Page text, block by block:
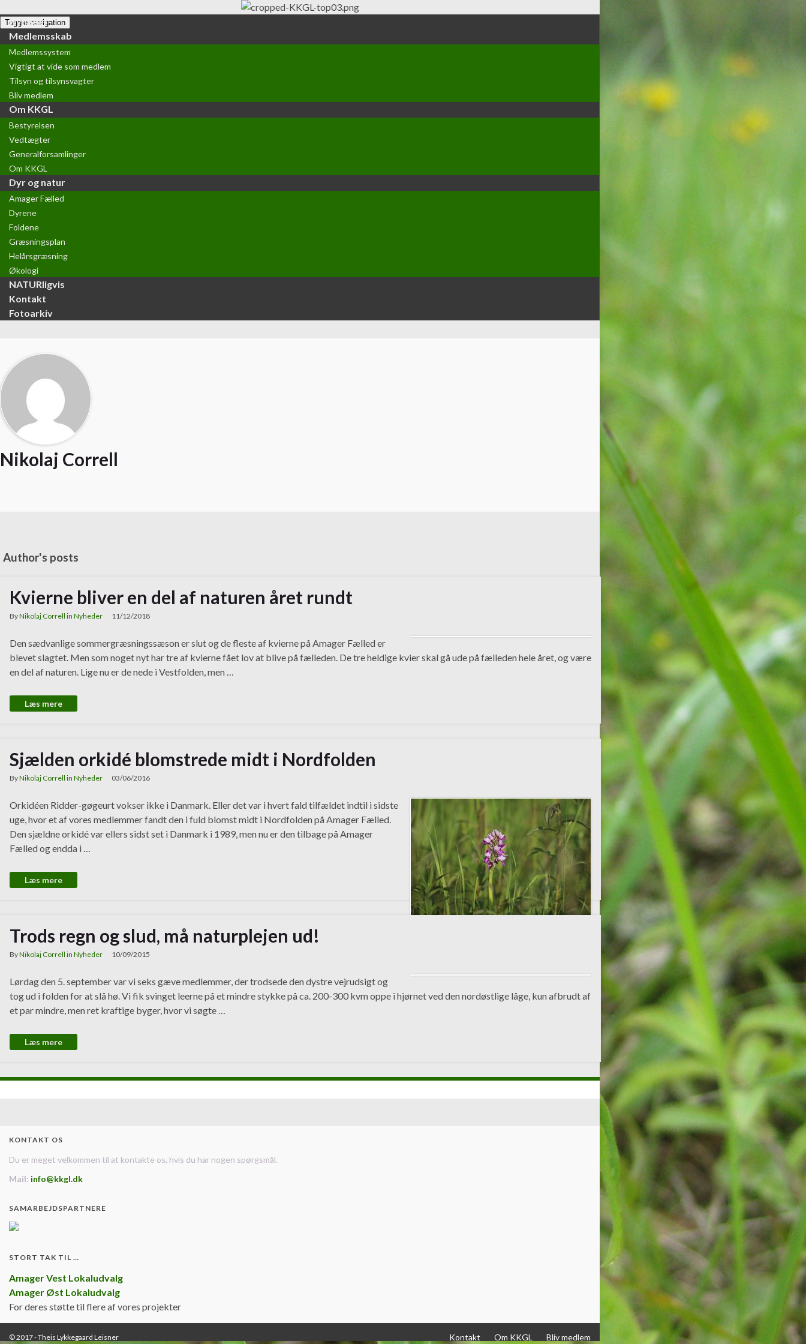
Toggle navigation
Nyheder
Medlemsskab
Medlemssystem
Vigtigt at vide som medlem
Tilsyn og tilsynsvagter
Bliv medlem
Om KKGL
Bestyrelsen
Vedtægter
Generalforsamlinger
Om KKGL
Dyr og natur
Amager Fælled
Dyrene
Foldene
Græsningsplan
Helårsgræsning
Økologi
NATURligvis
Kontakt
Fotoarkiv
Nikolaj Correll
Author's posts
Kvierne bliver en del af naturen året rundt
ByNikolaj Correll in Nyheder 11/12/2018
Den sædvanlige sommergræsningssæson er slut og de fleste af kvierne på Amager Fælled er
blevet slagtet. Men som noget nyt har tre af kvierne fået lov at blive på fælleden. De tre heldige kvier skal gå ude på fælleden hele året, og være
en del af naturen. Lige nu er de nede i Vestfolden, men …
Læs mere
Sjælden orkidé blomstrede midt i Nordfolden
ByNikolaj Correll in Nyheder 03/06/2016
Orkidéen Ridder-gøgeurt vokser ikke i Danmark. Eller det var i hvert fald tilfældet indtil i sidste
uge, hvor et af vores medlemmer fandt den i fuld blomst midt i Nordfolden på Amager Fælled.
Den sjældne orkidé var ellers sidst set i Danmark i 1989, men nu er den tilbage på Amager
Fælled og endda i …
Læs mere
Trods regn og slud, må naturplejen ud!
ByNikolaj Correll in Nyheder 10/09/2015
Lørdag den 5. september var vi seks gæve medlemmer, der trodsede den dystre vejrudsigt og
tog ud i folden for at slå hø. Vi fik svinget leerne på et mindre stykke på ca. 200-300 kvm oppe i hjørnet ved den nordøstlige låge, kun afbrudt af
et par mindre, men ret kraftige byger, hvor vi søgte …
Læs mere
KONTAKT OS
Du er meget velkommen til at kontakte os, hvis du har nogen spørgsmål.
Mail: info@kkgl.dk
SAMARBEJDSPARTNERE
STORT TAK TIL …
Amager Vest Lokaludvalg
Amager Øst Lokaludvalg
For deres støtte til flere af vores projekter
Kontakt Om KKGL Bliv medlem
© 2017 - Theis Lykkegaard Leisner